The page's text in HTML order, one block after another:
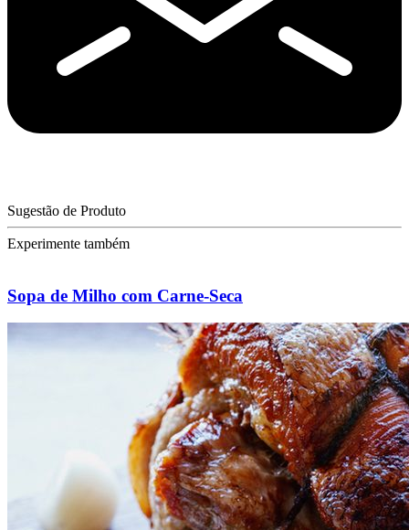
Sugestão de Produto
Experimente também
Sopa de Milho com Carne-Seca